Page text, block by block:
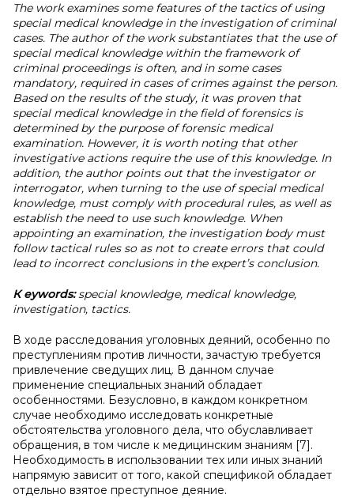
The work examines some features of the tactics of using
special medical knowledge in the investigation of criminal
cases. The author of the work substantiates that the use of
special medical knowledge within the framework of
criminal proceedings is often, and in some cases
mandatory, required in cases of crimes against the person.
Based on the results of the study, it was proven that
special medical knowledge in the field of forensics is
determined by the purpose of forensic medical
examination. However, it is worth noting that other
investigative actions require the use of this knowledge. In
addition, the author points out that the investigator or
interrogator, when turning to the use of special medical
knowledge, must comply with procedural rules, as well as
establish the need to use such knowledge. When
appointing an examination, the investigation body must
follow tactical rules so as not to create errors that could
lead to incorrect conclusions in the expert’s conclusion.
Кeywords:special knowledge, medical knowledge,
investigation, tactics.
В ходе расследования уголовных деяний, особенно по
преступлениям против личности, зачастую требуется
привлечение сведущих лиц. В данном случае
применение специальных знаний обладает
особенностями. Безусловно, в каждом конкретном
случае необходимо исследовать конкретные
обстоятельства уголовного дела, что обуславливает
обращения, в том числе к медицинским знаниям [7].
Необходимость в использовании тех или иных знаний
напрямую зависит от того, какой спецификой обладает
отдельно взятое преступное деяние.